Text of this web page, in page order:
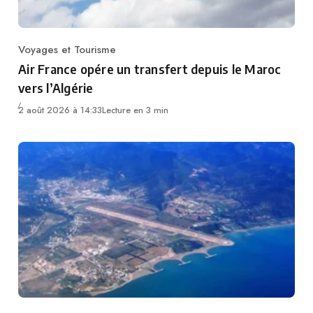
Category
Voyages et Tourisme
Air France opére un transfert depuis le Maroc
vers l’Algérie
2 août 2026 à 14:33Lecture en 3 min